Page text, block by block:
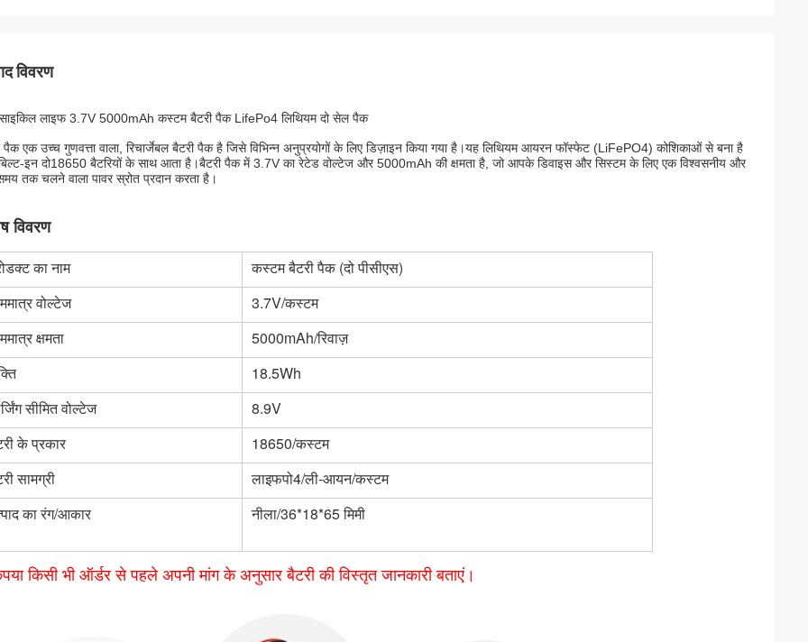
विवरण
लाइफ 3.7V 5000mAh कस्टम बैटरी पैक LifePo4 लिथियम दो सेल पैक
पैक एक उच्च गुणवत्ता वाला, रिचार्जेबल बैटरी पैक है जिसे विभिन्न अनुप्रयोगों के लिए डिज़ाइन किया गया है।यह लिथियम आयरन फॉस्फेट (LiFePO4) कोशिकाओं से बना है
इन दो18650 बैटरियों के साथ आता है।बैटरी पैक में 3.7V का रेटेड वोल्टेज और 5000mAh की क्षमता है, जो आपके डिवाइस और सिस्टम के लिए एक विश्वसनीय और
तक चलने वाला पावर स्रोत प्रदान करता है।
विवरण
का नाम
कस्टम बैटरी पैक (दो पीसीएस)
वोल्टेज
3.7V/कस्टम
क्षमता
5000mAh/रिवाज़
18.5Wh
सीमित वोल्टेज
8.9V
के प्रकार
18650/कस्टम
सामग्री
लाइफपो4/ली-आयन/कस्टम
का रंग/आकार
नीला/36*18*65 मिमी
किसी भी ऑर्डर से पहले अपनी मांग के अनुसार बैटरी की विस्तृत जानकारी बताएं।